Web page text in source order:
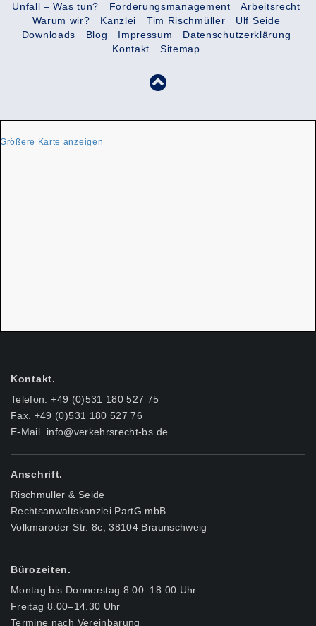
Unfall – Was tun?
Forderungsmanagement
Arbeitsrecht
Warum wir?
Kanzlei Tim Rischmüller
Ulf Seide
Downloads
Blog Impressum
Datenschutzerklärung
Kontakt
Sitemap
Größere Karte anzeigen
Kontakt.
Telefon. +49 (0)531 180 527 75
Fax. +49 (0)531 180 527 76
E-Mail. info@verkehrsrecht-bs.de
Anschrift.
Rischmüller & Seide
Rechtsanwaltskanzlei PartG mbB
Volkmaroder Str. 8c, 38104 Braunschweig
Bürozeiten.
Montag bis Donnerstag 8.00–18.00 Uhr
Freitag 8.00–14.30 Uhr
Termine nach Vereinbarung